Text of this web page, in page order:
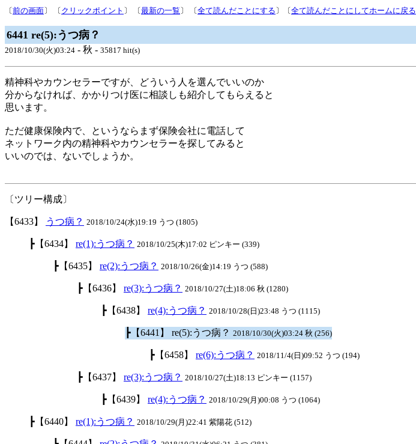
〔前の画面〕 〔 クリックポイント 〕 〔最新の一覧 〕 〔全て読んだことにする 〕〔全て読んだことにしてホームに戻る
6441 re(5):うつ病？
2018/10/30(火)03:24 - 秋 - 35817 hit(s)
精神科やカウンセラーですが、どういう人を選んでいいのか
分からなければ、かかりつけ医に相談しも紹介してもらえると
思います。
ただ健康保険内で、というならまず保険会社に電話して
ネットワーク内の精神科やカウンセラーを探してみると
いいのでは、ないでしょうか。
〔ツリー構成〕
【6433】 うつ病？ 2018/10/24(水)19:19 うつ (1805)
┣【6434】 re(1):うつ病？ 2018/10/25(木)17:02 ピンキー (339)
┣【6435】 re(2):うつ病？ 2018/10/26(金)14:19 うつ (588)
┣【6436】 re(3):うつ病？ 2018/10/27(土)18:06 秋 (1280)
┣【6438】 re(4):うつ病？ 2018/10/28(日)23:48 うつ (1115)
┣【6441】 re(5):うつ病？ 2018/10/30(火)03:24 秋 (256)
┣【6458】 re(6):うつ病？ 2018/11/4(日)09:52 うつ (194)
┣【6437】 re(3):うつ病？ 2018/10/27(土)18:13 ピンキー (1157)
┣【6439】 re(4):うつ病？ 2018/10/29(月)00:08 うつ (1064)
┣【6440】 re(1):うつ病？ 2018/10/29(月)22:41 紫陽花 (512)